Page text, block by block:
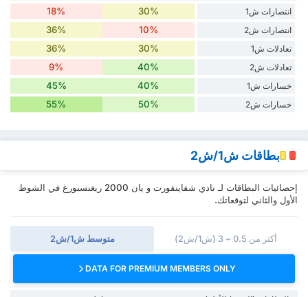
انتصارات ش1
30%
18%
انتصارات ش2 10%
36%
تعادلات ش1 30%
36%
تعادلات ش2 40%
9%
خسارات ش1 40%
45%
خسارات ش2 50%
55%
بطاقات ش1/ش2
إحصائيات البطاقات لـ نادي شفاينفورت و يان 2000 ريغنسبورغ في الشوط
الأول والثاني لتوقعاتك.
متوسط ش1/ش2 أكثر من 0.5 ~ 3 (ش1/ش2)
DATA FOR PREMIUM MEMBERS ONLY